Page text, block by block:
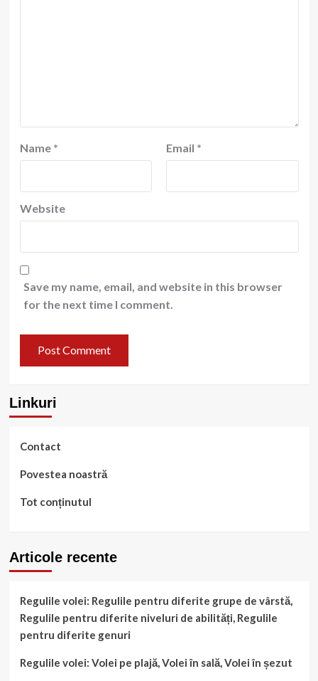
Name * Email *
Website
Save my name, email, and website in this browser
for the next time I comment.
Linkuri
Contact
Povestea noastră
Tot conținutul
Articole recente
Regulile volei: Regulile pentru diferite grupe de vârstă,
Regulile pentru diferite niveluri de abilități, Regulile
pentru diferite genuri
Regulile volei: Volei pe plajă, Volei în sală, Volei în șezut